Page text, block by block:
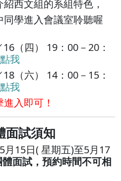
西文組的系組特色，
學進入會議室聆聽喔
（四） 19：00－20：
我
（六） 14：00－15：
我
入即可！
面試須知
15日( 星期五)至5月17
面試，預約時間不可相